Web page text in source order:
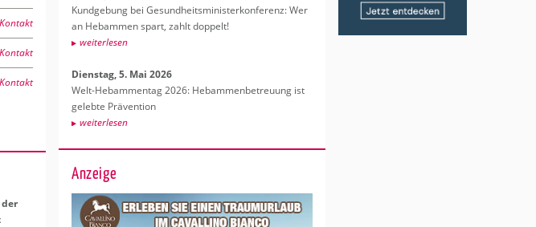
Kund­ge­bung bei Ge­sund­heits­mi­nis­ter­kon­fe­renz: Wer
an Heb­am­men spart, zahlt dop­pelt!
wei­ter­le­sen
Diens­tag, 5. Mai 2026
Welt-Heb­am­men­tag 2026: Heb­am­men­be­treu­ung ist
ge­leb­te Prä­ven­ti­on
wei­ter­le­sen
Anzeige